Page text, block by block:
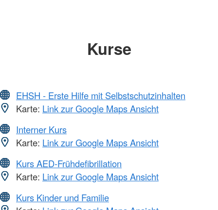
Kurse
EHSH - Erste Hilfe mit Selbstschutzinhalten
Karte: Link zur Google Maps Ansicht
Interner Kurs
Karte: Link zur Google Maps Ansicht
Kurs AED-Frühdefibrillation
Karte: Link zur Google Maps Ansicht
Kurs Kinder und Familie